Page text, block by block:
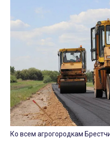
Ко всем агрогородкам